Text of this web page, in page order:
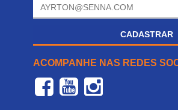
CADASTRAR
ACOMPANHE NAS REDES